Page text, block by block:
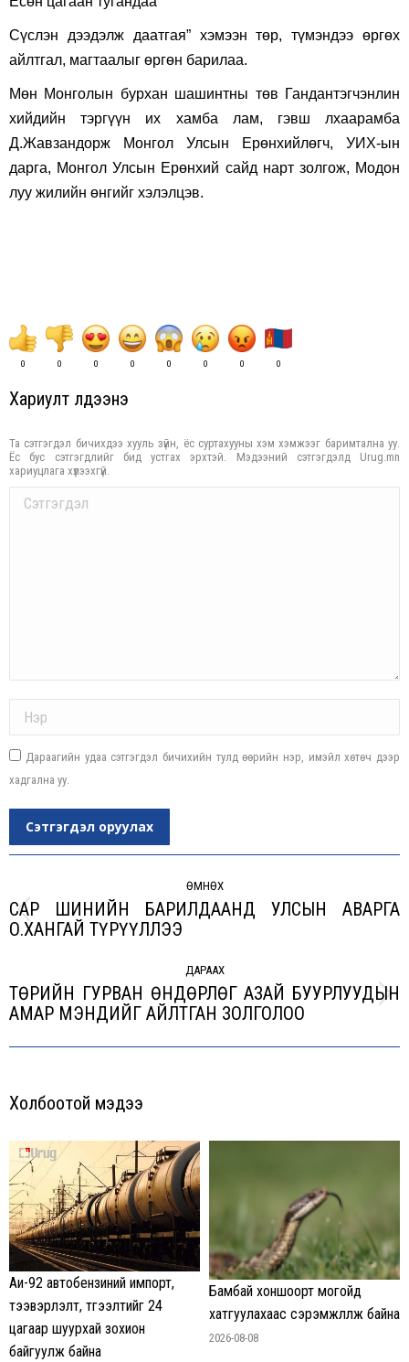
Сүслэн дээдэлж даатгая” хэмээн төр, түмэндээ өргөх
айлтгал, магтаалыг өргөн барилаа.
Мөн Монголын бурхан шашинтны төв Гандантэгчэнлин
хийдийн тэргүүн их хамба лам, гэвш лхаарамба
Д.Жавзандорж Монгол Улсын Ерөнхийлөгч, УИХ-ын
дарга, Монгол Улсын Ерөнхий сайд нарт золгож, Модон
луу жилийн өнгийг хэлэлцэв.
0 0 0 0 0 0 0 0
Хариулт үлдээнэ үү
Та сэтгэгдэл бичихдээ хууль зүйн, ёс суртахууны хэм хэмжээг баримтална уу.
Ёс бус сэтгэгдлийг бид устгах эрхтэй. Мэдээний сэтгэгдэлд Urug.mn
хариуцлага хүлээхгүй.
Comment
Дараагийн удаа сэтгэгдэл бичихийн тулд өөрийн нэр, имэйл хөтөч дээр
хадгална уу.
Сэтгэгдэл оруулах
ӨМНӨХ
Previous
САР ШИНИЙН БАРИЛДААНД УЛСЫН АВАРГА
О.ХАНГАЙ ТҮРҮҮЛЛЭЭ
ДАРААХ
Next
ТӨРИЙН ГУРВАН ӨНДӨРЛӨГ АЗАЙ БУУРЛУУДЫН
АМАР МЭНДИЙГ АЙЛТГАН ЗОЛГОЛОО
Холбоотой мэдээ
Аи-92 автобензиний импорт,
тээвэрлэлт, түгээлтийг 24
цагаар шуурхай зохион
байгуулж байна
Бамбай хоншоорт могойд
хатгуулахаас сэрэмжлүүлж байна
2026-08-08